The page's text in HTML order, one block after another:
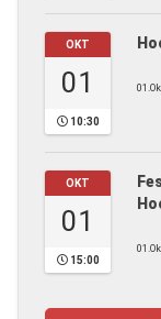
OKT
01
10:30
OKT
01
15:00